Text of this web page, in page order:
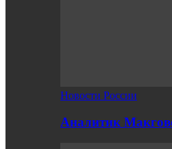
Новости России
Аналитик